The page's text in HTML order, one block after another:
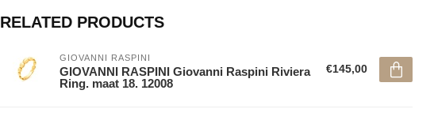
RELATED PRODUCTS
GIOVANNI RASPINI
GIOVANNI RASPINI Giovanni Raspini Riviera
Ring. maat 18. 12008
€145,00